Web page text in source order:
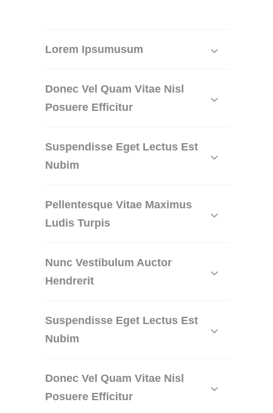
Lorem Ipsumusum
Donec Vel Quam Vitae Nisl
Posuere Efficitur
Suspendisse Eget Lectus Est
Nubim
Pellentesque Vitae Maximus
Ludis Turpis
Nunc Vestibulum Auctor
Hendrerit
Suspendisse Eget Lectus Est
Nubim
Donec Vel Quam Vitae Nisl
Posuere Efficitur